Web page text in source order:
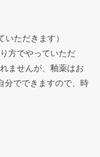
ただきます）
方でやっていただ
ませんが、釉薬はお
分でできますので、時